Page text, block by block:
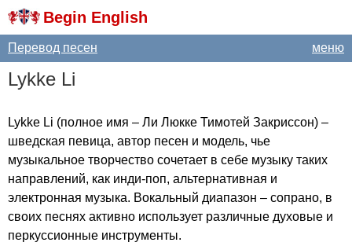
Begin English
меню
Перевод песен
Lykke Li
Lykke Li (полное имя – Ли Люкке Тимотей Закриссон) –
шведская певица, автор песен и модель, чье
музыкальное творчество сочетает в себе музыку таких
направлений, как инди-поп, альтернативная и
электронная музыка. Вокальный диапазон – сопрано, в
своих песнях активно использует различные духовые и
перкуссионные инструменты.